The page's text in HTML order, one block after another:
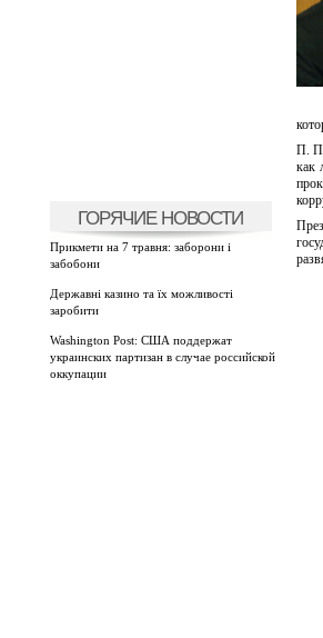
ГОРЯЧИЕ НОВОСТИ
Прикмети на 7 травня: заборони і
забобони
Державні казино та їх можливості
заробити
Washington Post: США поддержат
украинских партизан в случае российской
оккупации
П.
как